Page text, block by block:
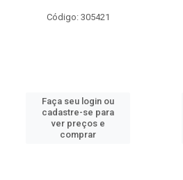
Código: 305421
Faça seu login ou
cadastre-se para
ver preços e
comprar